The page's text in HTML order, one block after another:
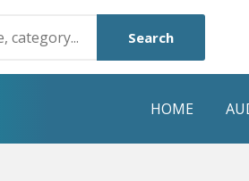
Search
HOME